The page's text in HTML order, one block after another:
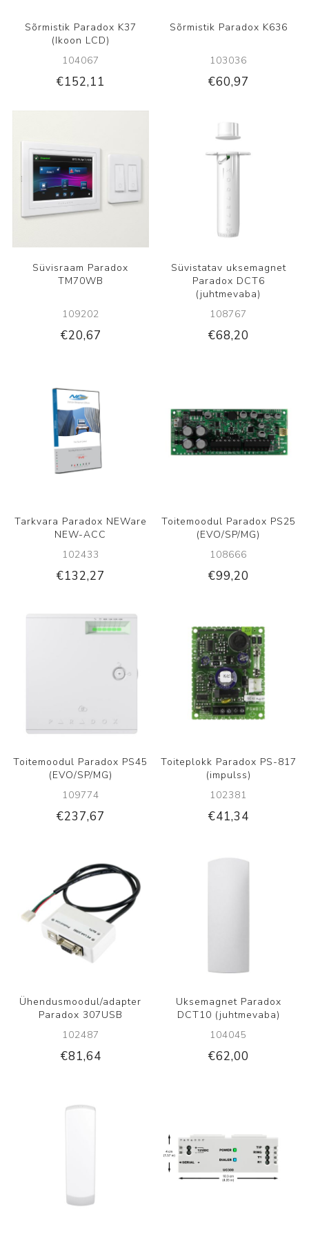
Sõrmistik Paradox K37
(Ikoon LCD)
104067
€152,11
Sõrmistik Paradox K636
103036
€60,97
Süvisraam Paradox
TM70WB
109202
€20,67
Süvistatav uksemagnet
Paradox DCT6
(juhtmevaba)
108767
€68,20
Tarkvara Paradox NEWare
NEW-ACC
102433
€132,27
Toitemoodul Paradox PS25
(EVO/SP/MG)
108666
€99,20
Toitemoodul Paradox PS45
(EVO/SP/MG)
109774
€237,67
Toiteplokk Paradox PS-817
(impulss)
102381
€41,34
Ühendusmoodul/adapter
Paradox 307USB
102487
€81,64
Uksemagnet Paradox
DCT10 (juhtmevaba)
104045
€62,00